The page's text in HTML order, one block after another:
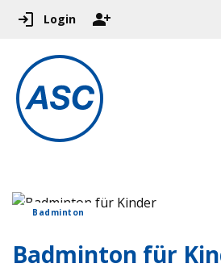
Login
Badminton
Badminton für